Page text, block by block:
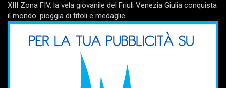
XIII Zona FIV, la vela giovanile del Friuli Venezia Giulia conquista
il mondo: pioggia di titoli e medaglie